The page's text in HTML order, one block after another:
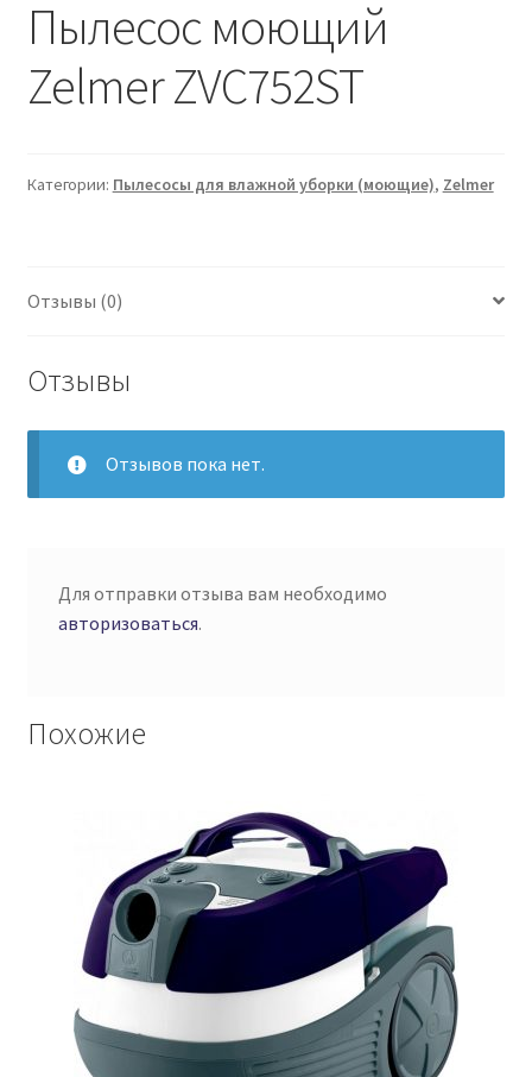
Пылесос моющий
Zelmer ZVC752ST
Категории: Пылесосы для влажной уборки (моющие), Zelmer
Отзывы (0)
Отзывы
Отзывов пока нет.
Для отправки отзыва вам необходимо
авторизоваться.
Похожие